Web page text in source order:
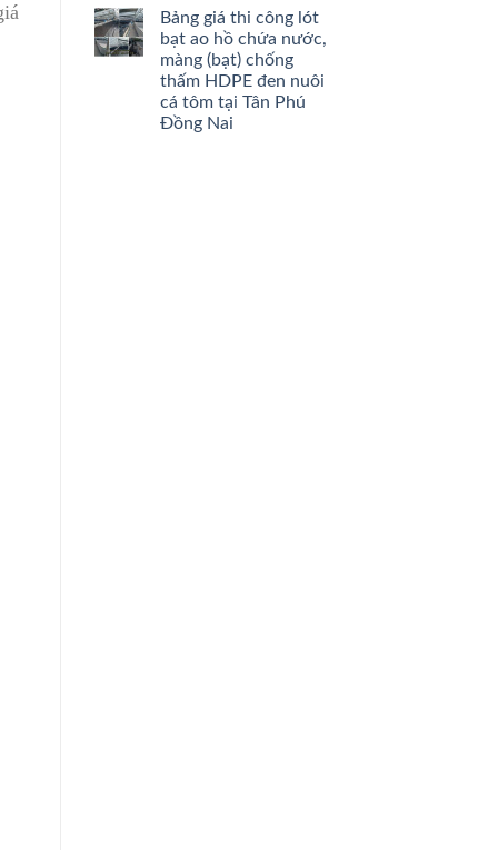
Bảng giá thi công lót
bạt ao hồ chứa nước,
màng (bạt) chống
thấm HDPE đen nuôi
cá tôm tại Tân Phú
Đồng Nai